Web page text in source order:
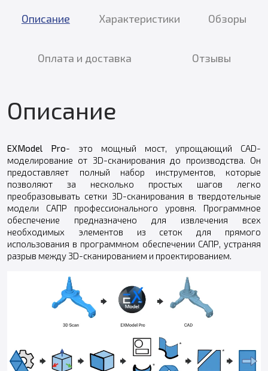
Описание Характеристики Обзоры
Оплата и доставка Отзывы
Описание
EXModel Pro- это мощный мост, упрощающий CAD-
моделирование от 3D-сканирования до производства. Он
предоставляет полный набор инструментов, которые
позволяют за несколько простых шагов легко
преобразовывать сетки 3D-сканирования в твердотельные
модели САПР профессионального уровня. Программное
обеспечение предназначено для извлечения всех
необходимых элементов из сеток для прямого
использования в программном обеспечении САПР, устраняя
разрыв между 3D-сканированием и проектированием.